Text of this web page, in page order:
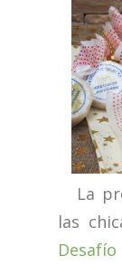
La
las